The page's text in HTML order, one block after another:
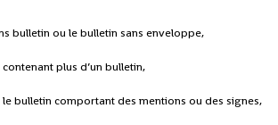
bulletin ou le bulletin sans enveloppe,
plus d’un bulletin,
bulletin comportant des mentions ou des signes,